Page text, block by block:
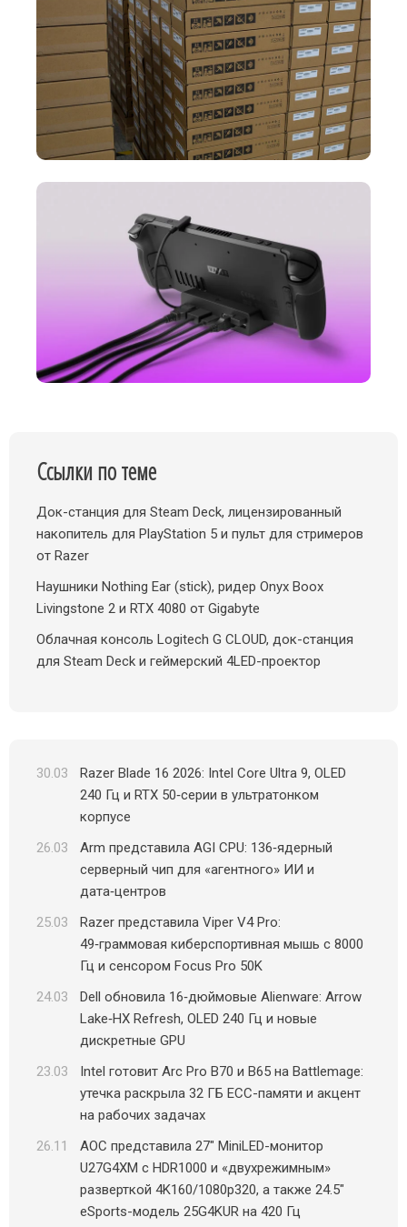
Ссылки по теме
Док-станция для Steam Deck, лицензированный
накопитель для PlayStation 5 и пульт для стримеров
от Razer
Наушники Nothing Ear (stick), ридер Onyx Boox
Livingstone 2 и RTX 4080 от Gigabyte
Облачная консоль Logitech G CLOUD, док-станция
для Steam Deck и геймерский 4LED-проектор
30.03
Razer Blade 16 2026: Intel Core Ultra 9, OLED
240 Гц и RTX 50‑серии в ультратонком
корпусе
26.03
Arm представила AGI CPU: 136‑ядерный
серверный чип для «агентного» ИИ и
дата‑центров
25.03
Razer представила Viper V4 Pro:
49‑граммовая киберспортивная мышь с 8000
Гц и сенсором Focus Pro 50K
24.03
Dell обновила 16‑дюймовые Alienware: Arrow
Lake‑HX Refresh, OLED 240 Гц и новые
дискретные GPU
23.03
Intel готовит Arc Pro B70 и B65 на Battlemage:
утечка раскрыла 32 ГБ ECC-памяти и акцент
на рабочих задачах
26.11
AOC представила 27″ MiniLED-монитор
U27G4XM с HDR1000 и «двухрежимным»
разверткой 4K160/1080p320, а также 24.5″
eSports-модель 25G4KUR на 420 Гц